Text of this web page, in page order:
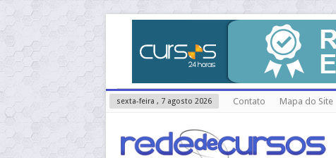
sexta-feira , 7 agosto 2026 Contato Mapa do Site